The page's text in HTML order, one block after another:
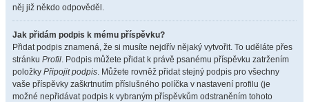
něj již někdo odpověděl.
Jak přidám podpis k mému příspěvku?
Přidat podpis znamená, že si musíte nejdřív nějaký vytvořit. To uděláte přes
stránku Profil. Podpis můžete přidat k právě psanému příspěvku zatržením
položky Připojit podpis. Můžete rovněž přidat stejný podpis pro všechny
vaše příspěvky zaškrtnutím příslušného políčka v nastavení profilu (je
možné nepřidávat podpis k vybraným příspěvkům odstraněním tohoto